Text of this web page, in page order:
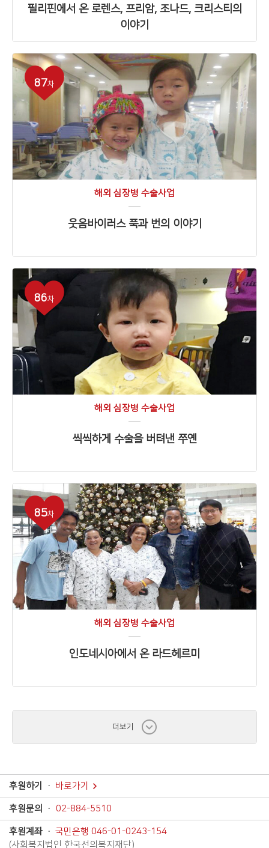
필리핀에서 온 로렌스, 프리암, 조나드, 크리스티의
이야기
해외 심장병 수술사업
웃음바이러스 푹과 번의 이야기
87차
해외 심장병 수술사업
씩씩하게 수술을 버텨낸 쭈옌
86차
해외 심장병 수술사업
인도네시아에서 온 라드헤르미
85차
더보기
후원하기 바로가기
후원문의 02-884-5510
후원계좌
국민은행 046-01-0243-154
(사회복지법인 한국선의복지재단)